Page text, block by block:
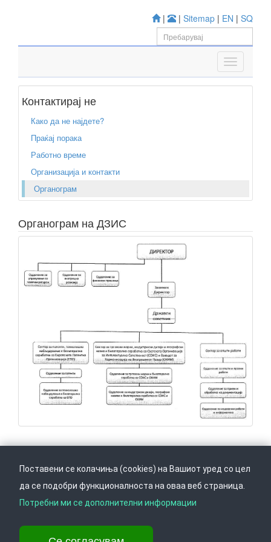
| | Sitemap | EN | SQ
Контактирај не
Како да не најдете?
Праќај порака
Работно време
Организација и контакти
Органограм
Органограм на ДЗИС
Врати се горе Следете не на
Поставени се колачиња (cookies) на Вашиот уред со цел
да се подобри функционалноста на оваа веб страница.
Потребни ми се дополнителни информации